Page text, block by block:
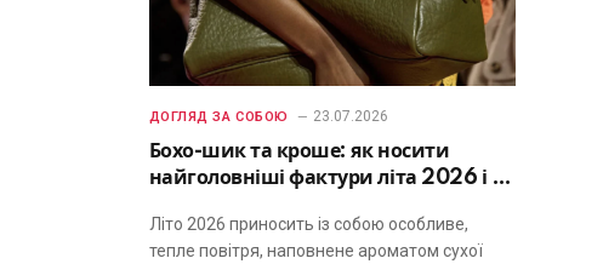
ДОГЛЯД ЗА СОБОЮ 23.07.2026
Бохо-шик та кроше: як носити
найголовніші фактури літа 2026 і не
Літо 2026 приносить із собою особливе,
тепле повітря, наповнене ароматом сухої